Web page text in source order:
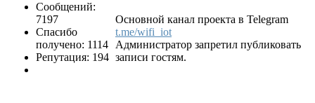
Сообщений:
7197
Спасибо
получено: 1114
Репутация: 194
Основной канал проекта в Telegram
t.me/wifi_iot
Администратор запретил публиковать
записи гостям.